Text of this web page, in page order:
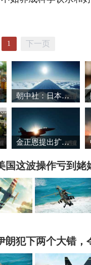
1 下一页
朝中社：日本推动军国主义复活将触碰“红线”
金正恩提出扩大导弹生产能力的必要性
国这波操作亏到姥
朗犯下两个大错，